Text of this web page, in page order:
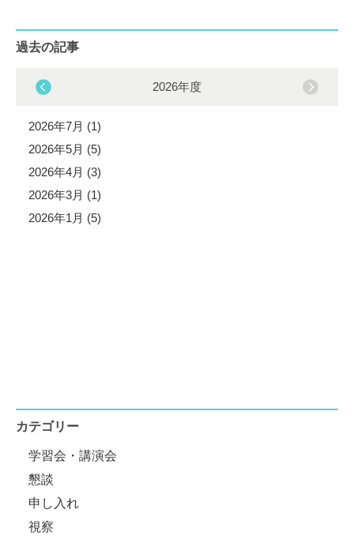
過去の記事
2026年度
2026年7月 (1)
2026年5月 (5)
2026年4月 (3)
2026年3月 (1)
2026年1月 (5)
カテゴリー
学習会・講演会
懇談
申し入れ
視察